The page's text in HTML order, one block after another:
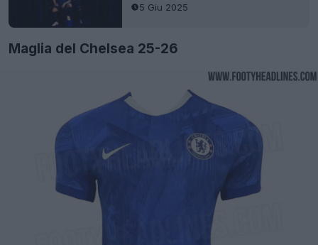
5 Giu 2025
Maglia del Chelsea 25-26